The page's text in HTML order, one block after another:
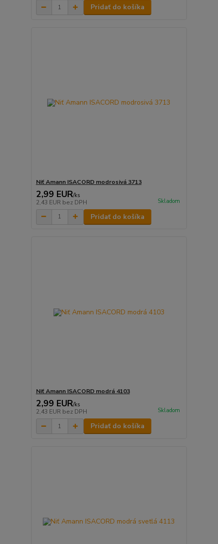
Pridať do košíka
Niť Amann ISACORD modrosivá 3713
2,99 EUR/ks
2,43 EUR bez DPH Skladom
Pridať do košíka
Niť Amann ISACORD modrá 4103
2,99 EUR/ks
2,43 EUR bez DPH Skladom
Pridať do košíka